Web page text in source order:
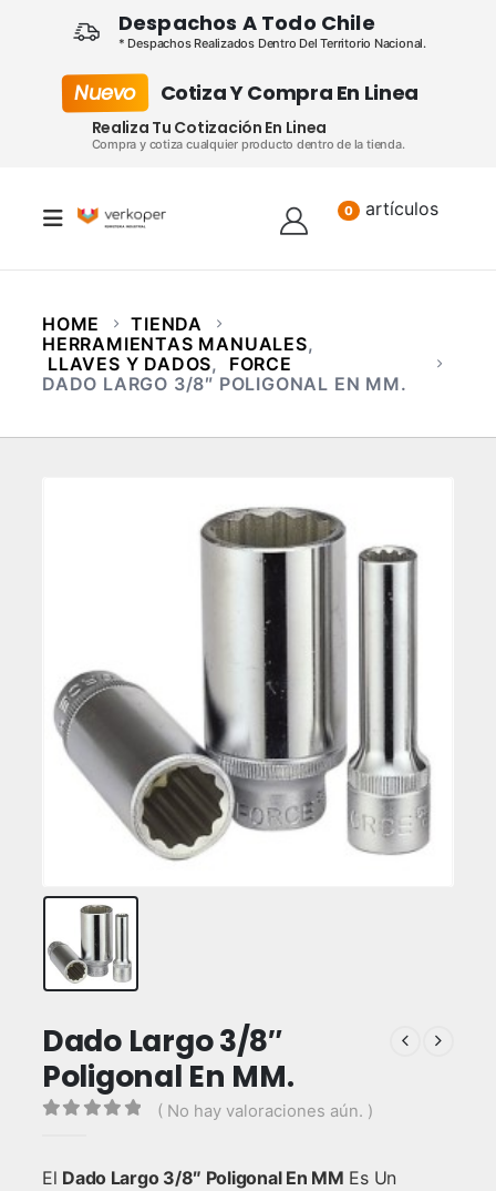
Despachos A Todo Chile
* Despachos Realizados Dentro Del Territorio Nacional.
Nuevo Cotiza Y Compra En Linea
Realiza Tu Cotización En Linea
Compra y cotiza cualquier producto dentro de la tienda.
0 artículos
HOME
TIENDA
HERRAMIENTAS MANUALES,
LLAVES Y DADOS,
FORCE
DADO LARGO 3/8″ POLIGONAL EN MM.
Dado Largo 3/8″
Poligonal En MM.
( No hay valoraciones aún. )
El Dado Largo 3/8″ Poligonal En MM Es Un